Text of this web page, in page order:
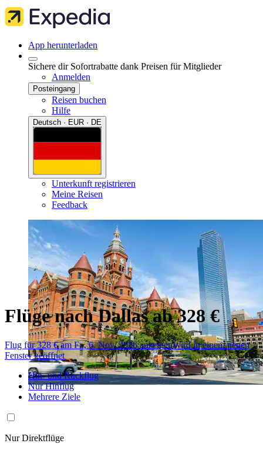
App herunterladen
Sichere dir Sofortrabatte dank Preisen für Mitglieder
Anmelden
Posteingang
Reisen buchen
Hilfe
Deutsch · EUR · DE
Unterkunft registrieren
Meine Reisen
Feedback
Flüge nach Dallas ab 328 €
Flug für 328 € am Fr., 6. Nov. 2026 anzeigenWird in einem neuen
Fenster geöffnet
Hin- und Rückflug
Nur Hinflug
Mehrere Ziele
Nur Direktflüge